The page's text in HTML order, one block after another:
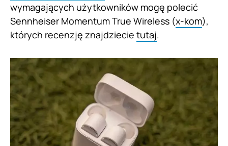
wymagających użytkowników mogę polecić
Sennheiser Momentum True Wireless (x-kom),
których recenzję znajdziecie tutaj.